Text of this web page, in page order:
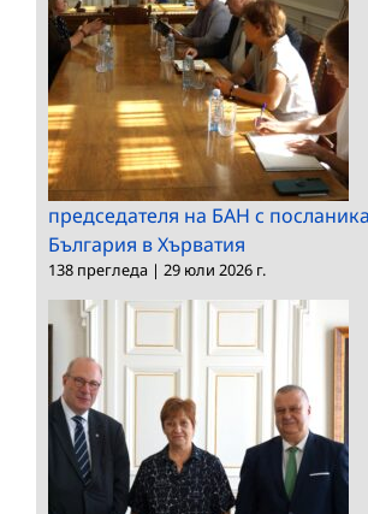
председателя на БАН с
България в Хърватия
138 прегледа | 29 юли 2026 г.